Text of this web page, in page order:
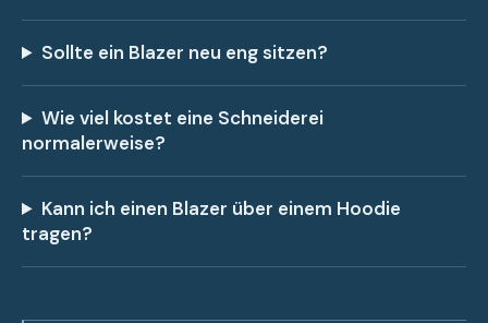
Sollte ein Blazer neu eng sitzen?
Wie viel kostet eine Schneiderei
normalerweise?
Kann ich einen Blazer über einem Hoodie
tragen?